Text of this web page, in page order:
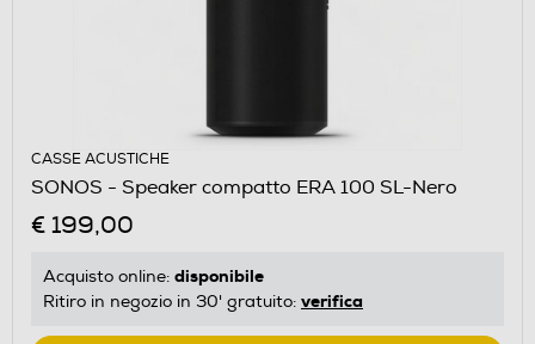
CASSE ACUSTICHE
SONOS - Speaker compatto ERA 100 SL-Nero
€ 199,00
Acquisto online: disponibile
Ritiro in negozio in 30' gratuito: verifica